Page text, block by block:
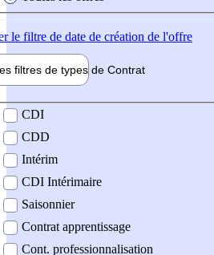
le filtre de date de création de l'offre
filtres de types de Contrat
contrat
CDI
CDD
Intérim
CDI Intérimaire
Saisonnier
Contrat apprentissage
Cont. professionnalisation